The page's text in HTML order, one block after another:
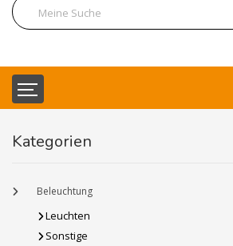
Kategorien
Beleuchtung
Leuchten
Sonstige